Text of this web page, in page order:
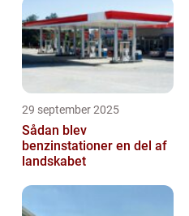
29 september 2025
Sådan blev
benzinstationer en del af
landskabet